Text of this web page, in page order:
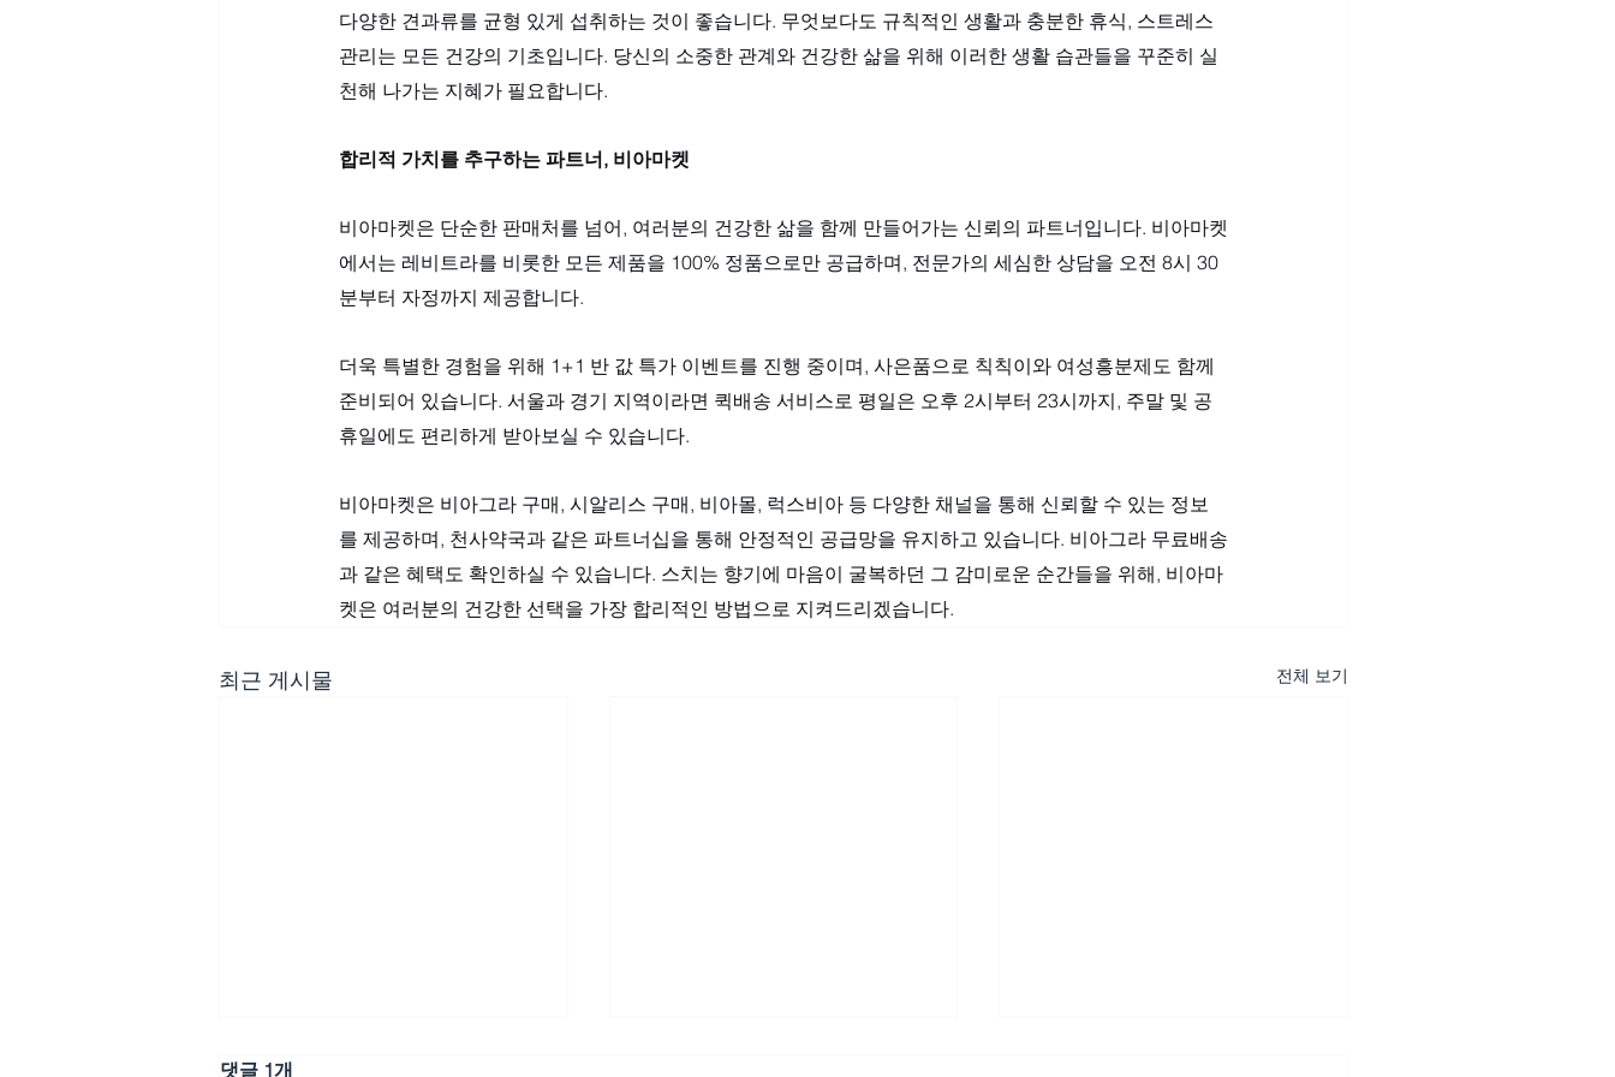
다양한 견과류를 균형 있게 섭취하는 것이 좋습니다. 무엇보다도 규칙적인 생활과 충분한 휴식, 스트레스
관리는 모든 건강의 기초입니다. 당신의 소중한 관계와 건강한 삶을 위해 이러한 생활 습관들을 꾸준히 실
천해 나가는 지혜가 필요합니다.
합리적 가치를 추구하는 파트너, 비아마켓
비아마켓은 단순한 판매처를 넘어, 여러분의 건강한 삶을 함께 만들어가는 신뢰의 파트너입니다. 비아마켓
에서는 레비트라를 비롯한 모든 제품을 100% 정품으로만 공급하며, 전문가의 세심한 상담을 오전 8시 30
분부터 자정까지 제공합니다.
더욱 특별한 경험을 위해 1+1 반 값 특가 이벤트를 진행 중이며, 사은품으로 칙칙이와 여성흥분제도 함께
준비되어 있습니다. 서울과 경기 지역이라면 퀵배송 서비스로 평일은 오후 2시부터 23시까지, 주말 및 공
휴일에도 편리하게 받아보실 수 있습니다.
비아마켓은 비아그라 구매, 시알리스 구매, 비아몰, 럭스비아 등 다양한 채널을 통해 신뢰할 수 있는 정보
를 제공하며, 천사약국과 같은 파트너십을 통해 안정적인 공급망을 유지하고 있습니다. 비아그라 무료배송
과 같은 혜택도 확인하실 수 있습니다. 스치는 향기에 마음이 굴복하던 그 감미로운 순간들을 위해, 비아마
켓은 여러분의 건강한 선택을 가장 합리적인 방법으로 지켜드리겠습니다.
최근 게시물 전체 보기
댓글 1개